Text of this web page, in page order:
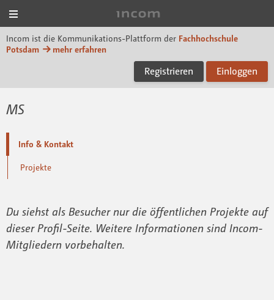
Incom ist die Kommunikations-Plattform der Fachhochschule
Potsdam
mehr erfahren
Registrieren Einloggen
MS
Info & Kontakt
Projekte
Du siehst als Besucher nur die öffentlichen Projekte auf
dieser Profil-Seite. Weitere Informationen sind Incom-
Mitgliedern vorbehalten.